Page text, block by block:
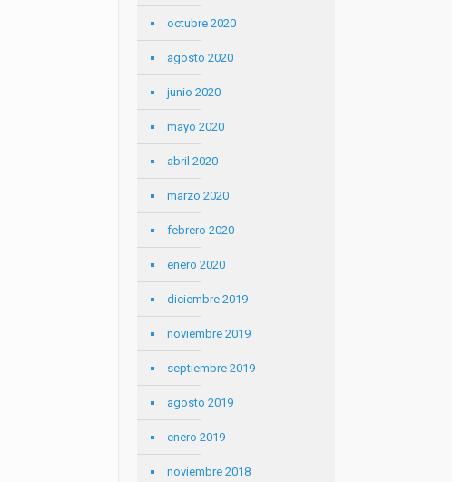
octubre 2020
agosto 2020
junio 2020
mayo 2020
abril 2020
marzo 2020
febrero 2020
enero 2020
diciembre 2019
noviembre 2019
septiembre 2019
agosto 2019
enero 2019
noviembre 2018